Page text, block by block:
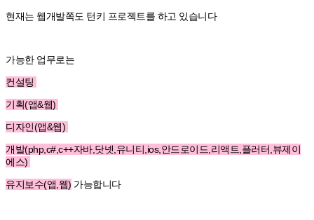
현재는 웹개발쪽도 턴키 프로젝트를 하고 있습니다
가능한 업무로는
컨설팅
기획(앱&웹)
디자인(앱&웹)
개발(php,c#,c++자바,닷넷,유니티,ios,안드로이드,리액트,플러터,뷰제이
에스)
유지보수(앱,웹) 가능합니다